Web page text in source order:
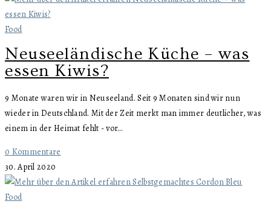
Food
Neuseeländische Küche – was
essen Kiwis?
9 Monate waren wir in Neuseeland. Seit 9 Monaten sind wir nun
wieder in Deutschland. Mit der Zeit merkt man immer deutlicher, was
einem in der Heimat fehlt - vor…
0 Kommentare
30. April 2020
Food